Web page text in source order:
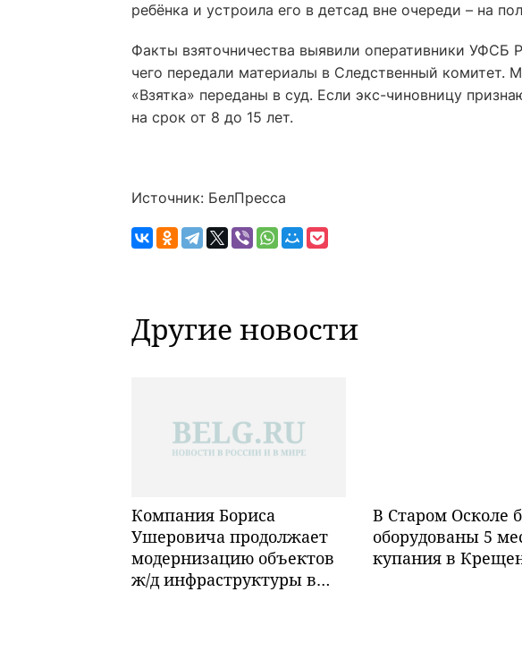
ребёнка и устроила его в детсад вне очереди – на
Факты взяточничества выявили оперативники УФСБ
чего передали материалы в Следственный комитет.
«Взятка» переданы в суд. Если экс-чиновницу
на срок от 8 до 15 лет.
Источник: БелПресса
Другие новости
Компания Бориса
Ушеровича продолжает
модернизацию объектов
ж/д инфраструктуры в
В Старом Осколе
оборудованы 5
купания в